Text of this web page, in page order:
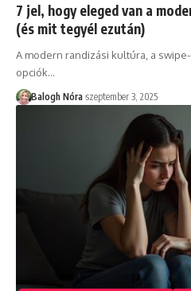
7 jel, hogy eleged van a
(és mit tegyél ezután)
A modern randizási kultúra, a
opciók…
Balogh Nóra szeptember 3, 2025